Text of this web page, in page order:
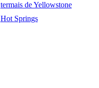
termais de Yellowstone
Hot Springs